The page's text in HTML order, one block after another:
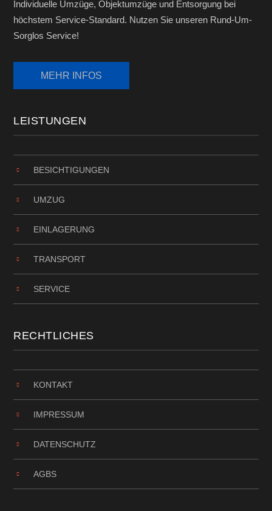
Individuelle Umzüge, Objektumzüge und Entsorgung bei
höchstem Service-Standard. Nutzen Sie unseren Rund-Um-
Sorglos Service!
LEISTUNGEN
BESICHTIGUNGEN
UMZUG
EINLAGERUNG
TRANSPORT
SERVICE
RECHTLICHES
KONTAKT
IMPRESSUM
DATENSCHUTZ
AGBS